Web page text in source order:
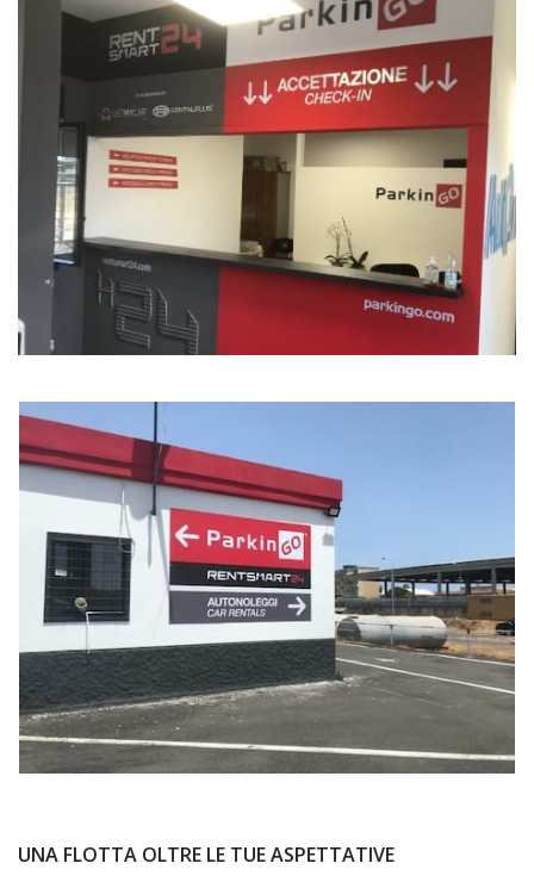
UNA FLOTTA OLTRE LE TUE ASPETTATIVE